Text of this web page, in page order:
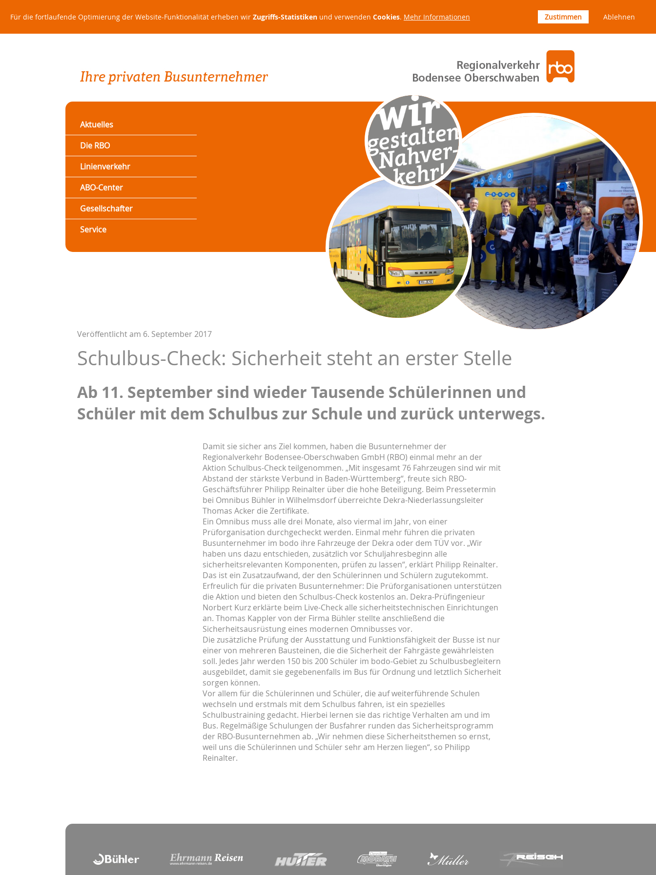
Für die fortlaufende Optimierung der Website-Funktionalität erheben wir Zugriffs-Statistiken und verwenden Cookies. Mehr Informationen Zustimmen Ablehnen
Aktuelles
Die RBO
Linienverkehr
ABO-Center
Gesellschafter
Service
Veröffentlicht am 6. September 2017
Schulbus-Check: Sicherheit steht an erster Stelle
Ab 11. September sind wieder Tausende Schülerinnen und
Schüler mit dem Schulbus zur Schule und zurück unterwegs.
Damit sie sicher ans Ziel kommen, haben die Busunternehmer der
Regionalverkehr Bodensee-Oberschwaben GmbH (RBO) einmal mehr an der
Aktion Schulbus-Check teilgenommen. „Mit insgesamt 76 Fahrzeugen sind wir mit
Abstand der stärkste Verbund in Baden-Württemberg“, freute sich RBO-
Geschäftsführer Philipp Reinalter über die hohe Beteiligung. Beim Pressetermin
bei Omnibus Bühler in Wilhelmsdorf überreichte Dekra-Niederlassungsleiter
Thomas Acker die Zertifikate.
Ein Omnibus muss alle drei Monate, also viermal im Jahr, von einer
Prüforganisation durchgecheckt werden. Einmal mehr führen die privaten
Busunternehmer im bodo ihre Fahrzeuge der Dekra oder dem TÜV vor. „Wir
haben uns dazu entschieden, zusätzlich vor Schuljahresbeginn alle
sicherheitsrelevanten Komponenten, prüfen zu lassen“, erklärt Philipp Reinalter.
Das ist ein Zusatzaufwand, der den Schülerinnen und Schülern zugutekommt.
Erfreulich für die privaten Busunternehmer: Die Prüforganisationen unterstützen
die Aktion und bieten den Schulbus-Check kostenlos an. Dekra-Prüfingenieur
Norbert Kurz erklärte beim Live-Check alle sicherheitstechnischen Einrichtungen
an. Thomas Kappler von der Firma Bühler stellte anschließend die
Sicherheitsausrüstung eines modernen Omnibusses vor.
Die zusätzliche Prüfung der Ausstattung und Funktionsfähigkeit der Busse ist nur
einer von mehreren Bausteinen, die die Sicherheit der Fahrgäste gewährleisten
soll. Jedes Jahr werden 150 bis 200 Schüler im bodo-Gebiet zu Schulbusbegleitern
ausgebildet, damit sie gegebenenfalls im Bus für Ordnung und letztlich Sicherheit
sorgen können.
Vor allem für die Schülerinnen und Schüler, die auf weiterführende Schulen
wechseln und erstmals mit dem Schulbus fahren, ist ein spezielles
Schulbustraining gedacht. Hierbei lernen sie das richtige Verhalten am und im
Bus. Regelmäßige Schulungen der Busfahrer runden das Sicherheitsprogramm
der RBO-Busunternehmen ab. „Wir nehmen diese Sicherheitsthemen so ernst,
weil uns die Schülerinnen und Schüler sehr am Herzen liegen“, so Philipp
Reinalter.